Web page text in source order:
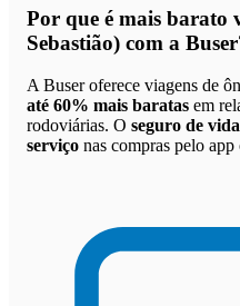
Por que é mais barato
Sebastião) com a Buser
A Buser oferece viagens de
até 60% mais baratas em
rodoviárias. O seguro de
serviço nas compras pelo app